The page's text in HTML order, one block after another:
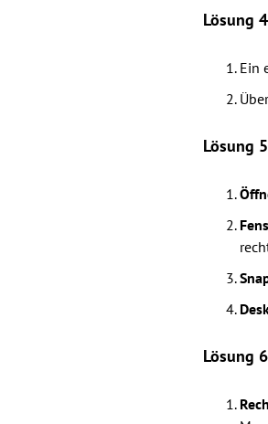
Lösung
Ein
Lösung
Lösung